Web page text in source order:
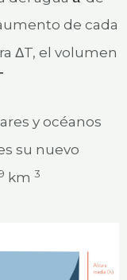
de cada
ΔT, el volumen
y océanos
su nuevo
km 3